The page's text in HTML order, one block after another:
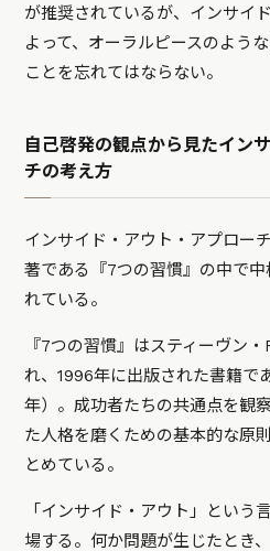
が推奨されているが、インサイ
よって、オーラルピースのよう
ことを忘れてはならない。
自己啓発の観点から見たイン
チの考え方
インサイド・アウト・アプロー
著である『7つの習慣』の中で
れている。
『7つの習慣』はスティーヴン
れ、1996年に出版された書籍で
年）。成功者たちの共通点を観
た人格を磨くための基本的な原
とめている。
「インサイド・アウト」という
場する。 何か問題が生じたとき